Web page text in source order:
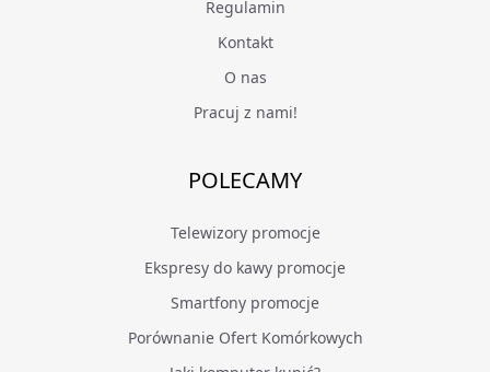
Regulamin
Kontakt
O nas
Pracuj z nami!
POLECAMY
Telewizory promocje
Ekspresy do kawy promocje
Smartfony promocje
Porównanie Ofert Komórkowych